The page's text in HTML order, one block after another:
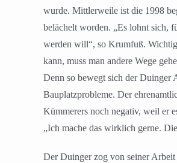
wurde. Mittlerweile ist die 1998
belächelt worden. „Es lohnt sich,
werden will“, so Krumfuß.
kann, muss man andere Wege
Denn so bewegt sich der Duinger
Bauplatzprobleme. Der
Kümmerers noch negativ, weil er
„Ich mache das wirklich gerne.
Der Duinger zog von seiner Arbeit